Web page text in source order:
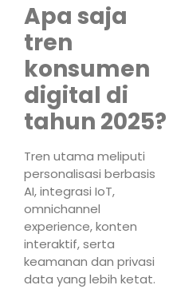
Apa saja
tren
konsumen
digital di
tahun 2025?
Tren utama meliputi
personalisasi berbasis
AI, integrasi IoT,
omnichannel
experience, konten
interaktif, serta
keamanan dan privasi
data yang lebih ketat.